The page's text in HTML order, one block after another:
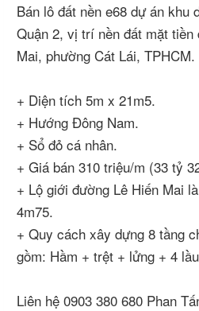
Bán lô đất nền e68 dự án khu
Quận 2, vị trí nền đất mặt
Mai, phường Cát Lái, TPHCM.
+ Diện tích 5m x 21m5.
+ Hướng Đông Nam.
+ Sổ đỏ cá nhân.
+ Giá bán 310 triệu/m (33 tỷ
+ Lộ giới đường Lê Hiến Mai
4m75.
+ Quy cách xây dựng 8 tầng
gồm: Hầm + trệt + lửng + 4
Liên hệ 0903 380 680 Phan